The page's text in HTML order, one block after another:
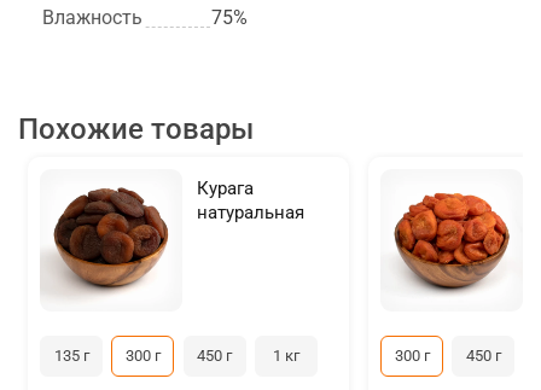
Влажность
75%
Похожие товары
Курага
натуральная
135 г 300 г 450 г 1 кг 300 г 450 г